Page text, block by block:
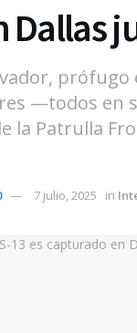
—todos
la Patrulla
7 julio, 2025 in